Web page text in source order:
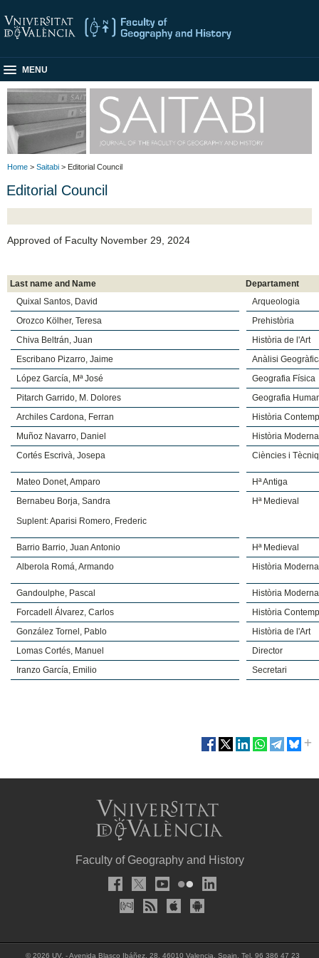
MENU
Home > Saitabi > Editorial Council
Editorial Council
Approved of Faculty November 29, 2024
Last name and Name
Departament
Quixal Santos, David
Arqueologia
Orozco Kölher, Teresa
Prehistòria
Chiva Beltrán, Juan
Història de l'Art
Escribano Pizarro, Jaime
Anàlisi
López García, Mª José
Geografia Física
Pitarch Garrido, M. Dolores
Geografia
Archiles Cardona, Ferran
Història
Muñoz Navarro, Daniel
Història Moderna
Cortés Escrivà, Josepa
Ciències i
Mateo Donet, Amparo
Hª Antiga
Bernabeu Borja, Sandra
Suplent: Aparisi Romero, Frederic
Hª Medieval
Barrio Barrio, Juan Antonio
Hª Medieval
Alberola Romá, Armando
Història Moderna
Gandoulphe, Pascal
Història Moderna
Forcadell Álvarez, Carlos
Història
González Tornel, Pablo
Història de l'Art
Lomas Cortés, Manuel
Director
Iranzo García, Emilio
Secretari
Faculty of Geography and History
© 2026 UV. - Avenida Blasco Ibáñez, 28. 46010 Valencia. Spain. Tel. 96 386 47 23